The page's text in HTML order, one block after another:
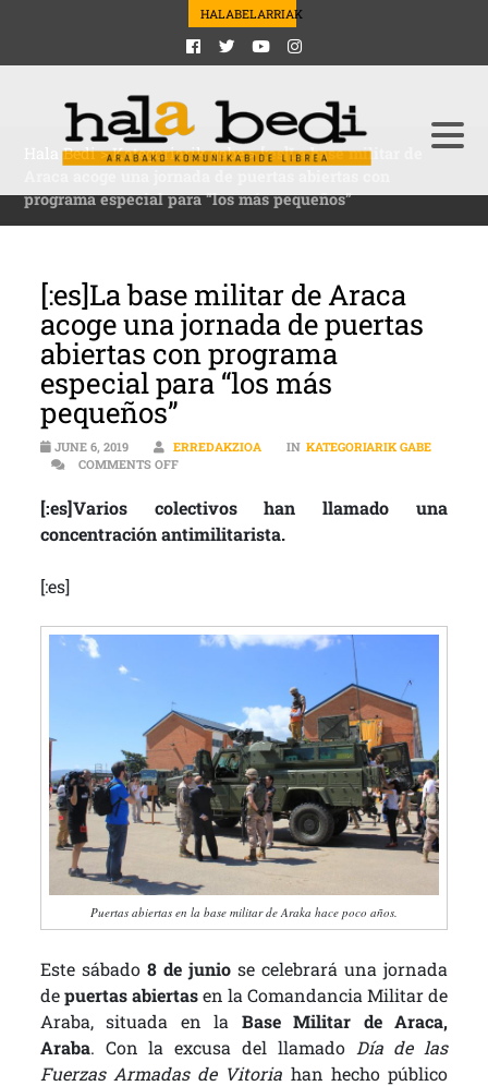
HALABELARRIAK
Hala Bedi>Kategoriarik gabe>[:es]La base militar de
programa especial para “los más pequeños”
[:es]La base militar de Araca
acoge una jornada de puertas
abiertas con programa
especial para “los más
pequeños”
JUNE 6, 2019 ERREDAKZIOA IN KATEGORIARIK GABE
COMMENTS OFFON [:ES]LA BASE MILITAR DE ARACA ACOGE UNA
[:es]Varios colectivos han llamado una
concentración antimilitarista.
[:es]
Puertas abiertas en la base militar de Araka hace poco años.
Este sábado 8 de junio se celebrará una jornada
depuertas abiertasen la Comandancia Militar de
Araba, situada en la Base Militar de Araca,
Araba. Con la excusa del llamado Día de las
Fuerzas Armadas de Vitoria han hecho público